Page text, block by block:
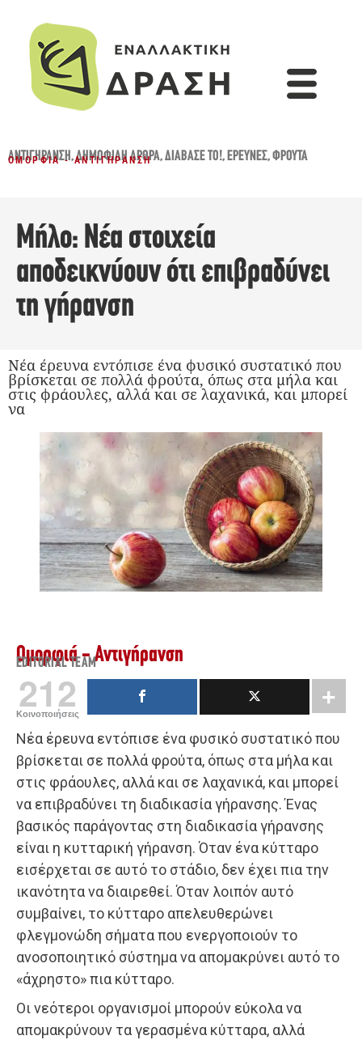
ΑΝΤΙΓΉΡΑΝΣΗ,ΔΗΜΟΦΙΛΉ ΆΡΘΡΑ,ΔΙΆΒΑΣΈ ΤΟ!,ΈΡΕΥΝΕΣ,ΦΡΟΎΤΑ
ΟΜΟΡΦΙΆ - ΑΝΤΙΓΉΡΑΝΣΗ
Μήλο: Νέα στοιχεία
αποδεικνύουν ότι επιβραδύνει
τη γήρανση
Νέα έρευνα εντόπισε ένα φυσικό συστατικό που
βρίσκεται σε πολλά φρούτα, όπως στα μήλα και
στις φράουλες, αλλά και σε λαχανικά, και μπορεί
να
Ομορφιά - Αντιγήρανση
EDITORIAL TEAM
212
Κοινοποιήσεις
Νέα έρευνα εντόπισε ένα φυσικό συστατικό που
βρίσκεται σε πολλά φρούτα, όπως στα μήλα και
στις φράουλες, αλλά και σε λαχανικά, και μπορεί
να επιβραδύνει τη διαδικασία γήρανσης. Ένας
βασικός παράγοντας στη διαδικασία γήρανσης
είναι η κυτταρική γήρανση. Όταν ένα κύτταρο
εισέρχεται σε αυτό το στάδιο, δεν έχει πια την
ικανότητα να διαιρεθεί. Όταν λοιπόν αυτό
συμβαίνει, το κύτταρο απελευθερώνει
φλεγμονώδη σήματα που ενεργοποιούν το
ανοσοποιητικό σύστημα να απομακρύνει αυτό το
«άχρηστο» πια κύτταρο.
Οι νεότεροι οργανισμοί μπορούν εύκολα να
απομακρύνουν τα γερασμένα κύτταρα, αλλά